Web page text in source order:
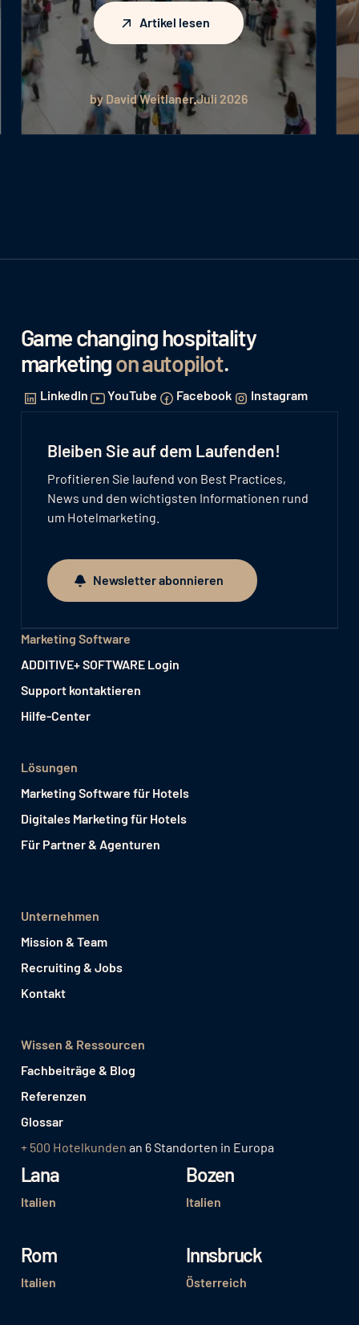
Artikel lesen
Artikel lesen
by David WeitlanerJuli 2026
Game changing hospitality
marketingon autopilot.
LinkedIn YouTube Facebook Instagram
Bleiben Sie auf dem Laufenden!
Profitieren Sie laufend von Best Practices,
News und den wichtigsten Informationen rund
um Hotelmarketing.
Newsletter abonnieren
Newsletter abonnieren
Marketing Software
ADDITIVE+ SOFTWARE Login
Support kontaktieren
Hilfe-Center
Lösungen
Marketing Software für Hotels
Digitales Marketing für Hotels
Für Partner & Agenturen
Unternehmen
Mission & Team
Recruiting & Jobs
Kontakt
Wissen & Ressourcen
Fachbeiträge & Blog
Referenzen
Glossar
+ 500 Hotelkunden an 6 Standorten in Europa
Lana
Italien
Bozen
Italien
Rom
Italien
Innsbruck
Österreich